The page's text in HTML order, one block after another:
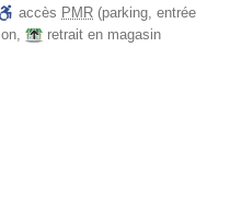
accès PMR (parking, entrée
, retrait en magasin